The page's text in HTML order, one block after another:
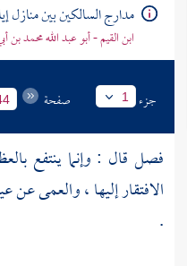
مدارج السالكين بين منازل
ابن القيم - أبو عبد الله محمد بن
جزء 1 صفحة
فصل قال : وإنما ينتفع
الافتقار إليها ، والعمى
.